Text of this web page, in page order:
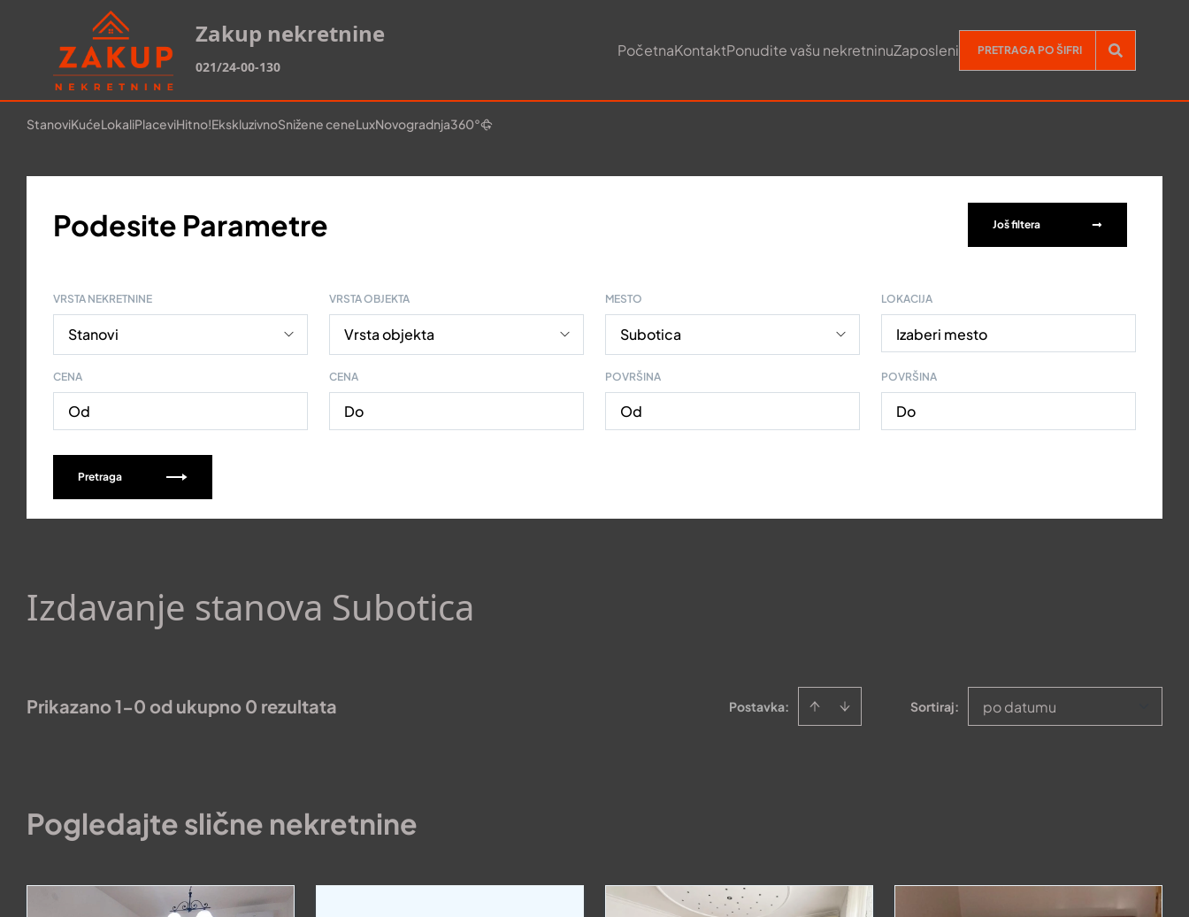
Zakup nekretnine
021/24-00-130
PočetnaKontaktPonudite vašu nekretninuZaposleni
StanoviKućeLokaliPlaceviHitno!EkskluzivnoSnižene ceneLuxNovogradnja360°
Podesite Parametre Još filtera
VRSTA NEKRETNINE VRSTA OBJEKTA MESTO LOKACIJA
Izaberi mesto
CENA CENA POVRŠINA POVRŠINA
Pretraga
Izdavanje stanova Subotica
Prikazano 1-0 od ukupno 0 rezultata Postavka: Sortiraj: po datumu
Pogledajte slične nekretnine